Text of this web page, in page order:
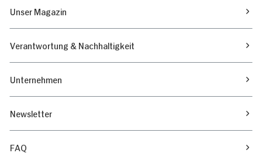
Unser Magazin
Verantwortung & Nachhaltigkeit
Unternehmen
Newsletter
FAQ